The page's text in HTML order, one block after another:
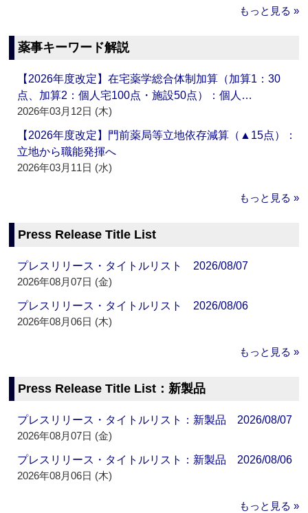
もっと見る »
薬事キーワード解説
【2026年度改定】在宅薬学総合体制加算（加算1：30
点、加算2：個人宅100点・施設50点）：個人…
2026年03月12日 (木)
【2026年度改定】門前薬局等立地依存減算（▲15点）：
立地から職能発揮へ
2026年03月11日 (水)
もっと見る »
Press Release Title List
プレスリリース・タイトルリスト 2026/08/07
2026年08月07日 (金)
プレスリリース・タイトルリスト 2026/08/06
2026年08月06日 (木)
もっと見る »
Press Release Title List：新製品
プレスリリース・タイトルリスト：新製品 2026/08/07
2026年08月07日 (金)
プレスリリース・タイトルリスト：新製品 2026/08/06
2026年08月06日 (木)
もっと見る »